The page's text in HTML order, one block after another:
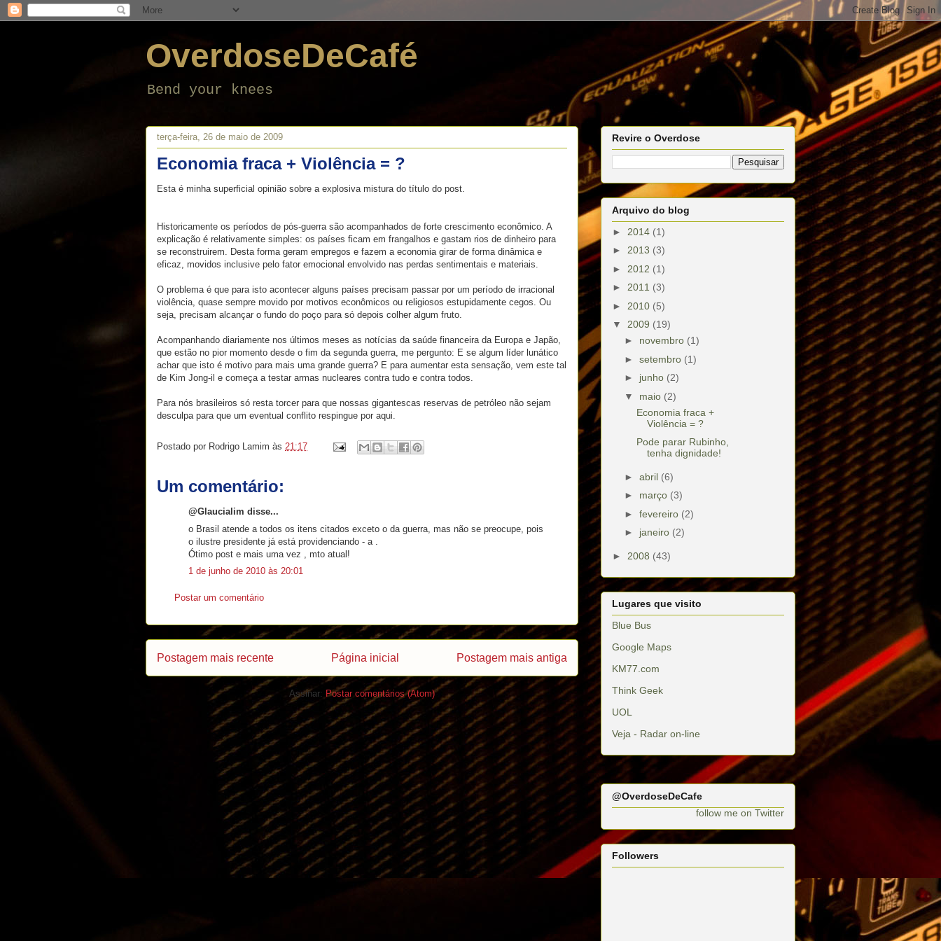
OverdoseDeCafé
Bend your knees
terça-feira, 26 de maio de 2009
Economia fraca + Violência = ?
Esta é minha superficial opinião sobre a explosiva mistura do título do post.
Historicamente os períodos de pós-guerra são acompanhados de forte crescimento econômico. A
explicação é relativamente simples: os países ficam em frangalhos e gastam rios de dinheiro para
se reconstruirem. Desta forma geram empregos e fazem a economia girar de forma dinâmica e
eficaz, movidos inclusive pelo fator emocional envolvido nas perdas sentimentais e materiais.
O problema é que para isto acontecer alguns países precisam passar por um período de irracional
violência, quase sempre movido por motivos econômicos ou religiosos estupidamente cegos. Ou
seja, precisam alcançar o fundo do poço para só depois colher algum fruto.
Acompanhando diariamente nos últimos meses as notícias da saúde financeira da Europa e Japão,
que estão no pior momento desde o fim da segunda guerra, me pergunto: E se algum líder lunático
achar que isto é motivo para mais uma grande guerra? E para aumentar esta sensação, vem este tal
de Kim Jong-il e começa a testar armas nucleares contra tudo e contra todos.
Para nós brasileiros só resta torcer para que nossas gigantescas reservas de petróleo não sejam
desculpa para que um eventual conflito respingue por aqui.
Postado por Rodrigo Lamim às 21:17
Um comentário:
@Glaucialim disse...
o Brasil atende a todos os itens citados exceto o da guerra, mas não se preocupe, pois
o ilustre presidente já está providenciando - a .
Ótimo post e mais uma vez , mto atual!
1 de junho de 2010 às 20:01
Postar um comentário
Postagem mais recente Postagem mais antiga
Página inicial
Assinar: Postar comentários (Atom)
Revire o Overdose
Arquivo do blog
► 2014 (1)
► 2013 (3)
► 2012 (1)
► 2011 (3)
► 2010 (5)
▼ 2009 (19)
► novembro (1)
► setembro (1)
► junho (2)
▼ maio (2)
Economia fraca +
Violência = ?
Pode parar Rubinho,
tenha dignidade!
► abril (6)
► março (3)
► fevereiro (2)
► janeiro (2)
► 2008 (43)
Lugares que visito
Blue Bus
Google Maps
KM77.com
Think Geek
UOL
Veja - Radar on-line
@OverdoseDeCafe
follow me on Twitter
Followers